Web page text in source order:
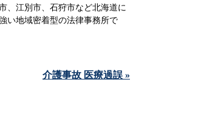
、江別市、石狩市など北海道に
い地域密着型の法律事務所で
介護事故 医療過誤 »